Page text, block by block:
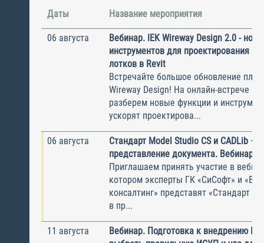
Даты Название мероприятия
06 августа
Вебинар. IEK Wireway Design 2.0 -
инструментов для проектирования
лотков в Revit
Встречайте большое обновление
Wireway Design! На онлайн-встрече
разберем новые функции и
ускорят проектирова...
06 августа
Стандарт Model Studio CS и CADLib —
представление документа. Вебинар
Приглашаем принять участие в
котором эксперты ГК «СиСофт» и
консалтинг» представят «Стандарт
в пр...
11 августа
Вебинар. Подготовка к внедрению